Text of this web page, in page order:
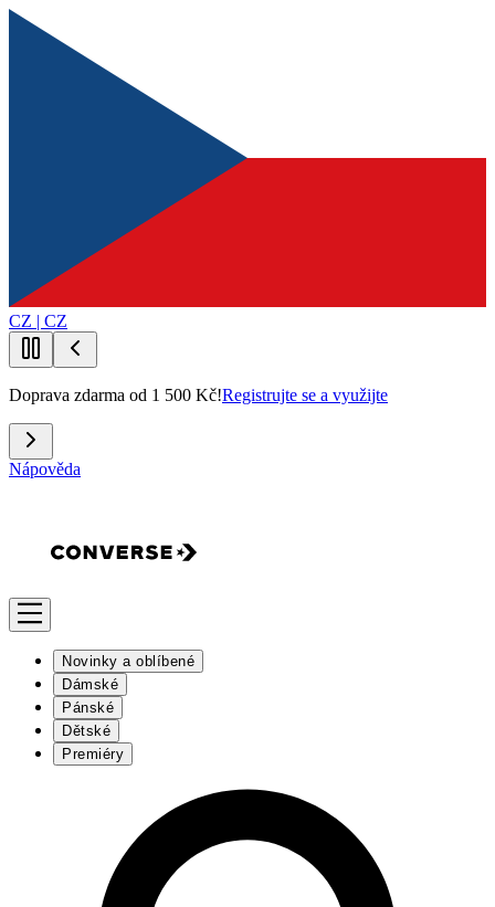
CZ | CZ
Doprava zdarma od 1 500 Kč!Registrujte se a využijte
Nápověda
Novinky a oblíbené
Dámské
Pánské
Dětské
Premiéry